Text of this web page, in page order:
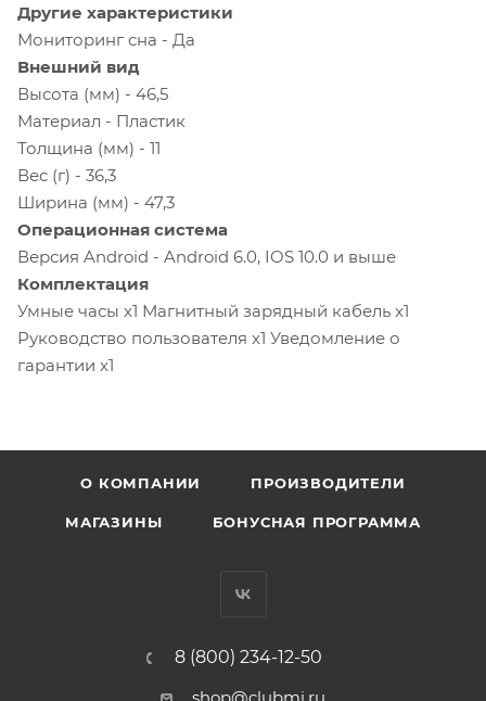
Другие характеристики
Мониторинг сна - Да
Внешний вид
Высота (мм) - 46,5
Материал - Пластик
Толщина (мм) - 11
Вес (г) - 36,3
Ширина (мм) - 47,3
Операционная система
Версия Android - Android 6.0, IOS 10.0 и выше
Комплектация
Умные часы x1 Магнитный зарядный кабель x1
Руководство пользователя x1 Уведомление о
гарантии x1
О КОМПАНИИ ПРОИЗВОДИТЕЛИ
МАГАЗИНЫ БОНУСНАЯ ПРОГРАММА
8 (800) 234-12-50